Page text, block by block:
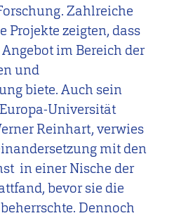
Zahlreiche
zeigten, dass
im Bereich der
und
biete. Auch sein
Universität
Reinhart, verwies
mit den
in einer Nische der
bevor sie die
Dennoch